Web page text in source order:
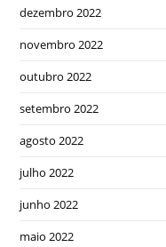
dezembro 2022
novembro 2022
outubro 2022
setembro 2022
agosto 2022
julho 2022
junho 2022
maio 2022